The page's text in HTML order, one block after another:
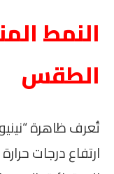
النمط
الطقس
تُعرف ظاهرة
ارتفاع درجات